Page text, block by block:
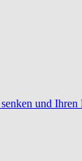
und Ihren